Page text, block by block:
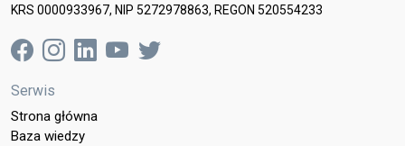
KRS 0000933967, NIP 5272978863, REGON 520554233
Serwis
Strona główna
Baza wiedzy